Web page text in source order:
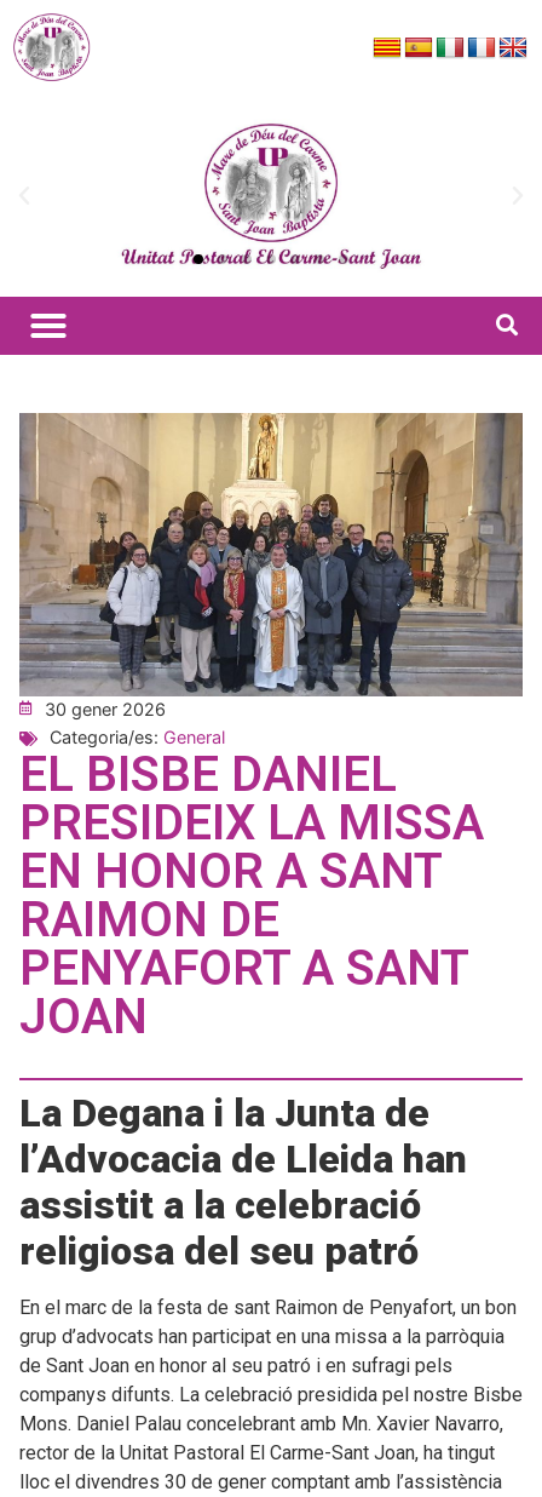
30 gener 2026
Categoria/es: General
EL BISBE DANIEL
PRESIDEIX LA MISSA
EN HONOR A SANT
RAIMON DE
PENYAFORT A SANT
JOAN
La Degana i la Junta de
l’Advocacia de Lleida han
assistit a la celebració
religiosa del seu patró
En el marc de la festa de sant Raimon de Penyafort, un bon
grup d’advocats han participat en una missa a la parròquia
de Sant Joan en honor al seu patró i en sufragi pels
companys difunts. La celebració presidida pel nostre Bisbe
Mons. Daniel Palau concelebrant amb Mn. Xavier Navarro,
rector de la Unitat Pastoral El Carme-Sant Joan, ha tingut
lloc el divendres 30 de gener comptant amb l’assistència